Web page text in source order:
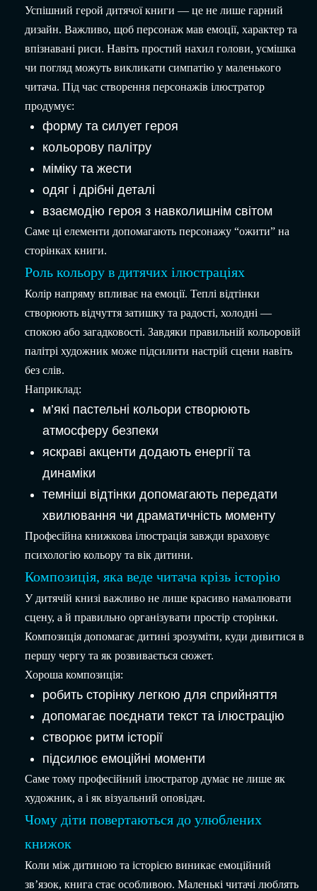
Успішний герой дитячої книги — це не лише гарний
дизайн. Важливо, щоб персонаж мав емоції, характер та
впізнавані риси. Навіть простий нахил голови, усмішка
чи погляд можуть викликати симпатію у маленького
читача. Під час створення персонажів ілюстратор
продумує:
форму та силует героя
кольорову палітру
міміку та жести
одяг і дрібні деталі
взаємодію героя з навколишнім світом
Саме ці елементи допомагають персонажу “ожити” на
сторінках книги.
Роль кольору в дитячих ілюстраціях
Колір напряму впливає на емоції. Теплі відтінки
створюють відчуття затишку та радості, холодні —
спокою або загадковості. Завдяки правильній кольоровій
палітрі художник може підсилити настрій сцени навіть
без слів.
Наприклад:
м’які пастельні кольори створюють
атмосферу безпеки
яскраві акценти додають енергії та
динаміки
темніші відтінки допомагають передати
хвилювання чи драматичність моменту
Професійна книжкова ілюстрація завжди враховує
психологію кольору та вік дитини.
Композиція, яка веде читача крізь історію
У дитячій книзі важливо не лише красиво намалювати
сцену, а й правильно організувати простір сторінки.
Композиція допомагає дитині зрозуміти, куди дивитися в
першу чергу та як розвивається сюжет.
Хороша композиція:
робить сторінку легкою для сприйняття
допомагає поєднати текст та ілюстрацію
створює ритм історії
підсилює емоційні моменти
Саме тому професійний ілюстратор думає не лише як
художник, а і як візуальний оповідач.
Чому діти повертаються до улюблених
книжок
Коли між дитиною та історією виникає емоційний
зв’язок, книга стає особливою. Маленькі читачі люблять